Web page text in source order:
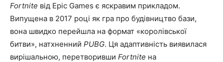
Fortnite від Epic Games є яскравим прикладом.
Випущена в 2017 році як гра про будівництво бази,
вона швидко перейшла на формат «королівської
битви», натхненний PUBG. Ця адаптивність виявилася
вирішальною, перетворивши Fortnite на